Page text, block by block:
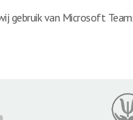
gebruik van Microsoft